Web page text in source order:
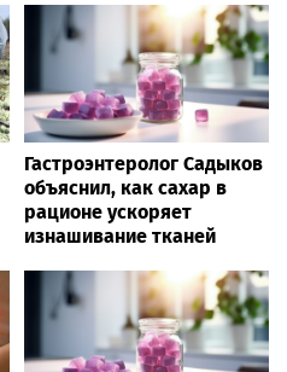
Гастроэнтеролог Садыков
объяснил, как сахар в
рационе ускоряет
изнашивание тканей